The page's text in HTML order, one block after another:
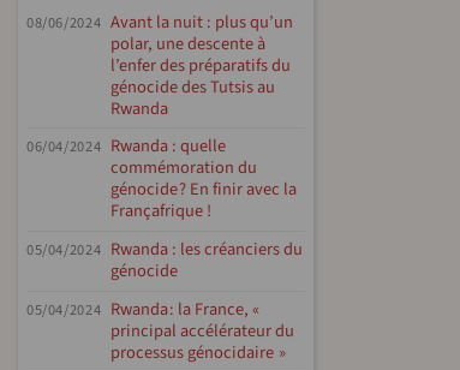
08/06/2024 Avant la nuit : plus qu’un
polar, une descente à
l’enfer des préparatifs du
génocide des Tutsis au
Rwanda
06/04/2024 Rwanda : quelle
commémoration du
génocide ? En finir avec la
Françafrique !
05/04/2024 Rwanda : les créanciers du
génocide
05/04/2024 Rwanda : la France, «
principal accélérateur du
processus génocidaire »